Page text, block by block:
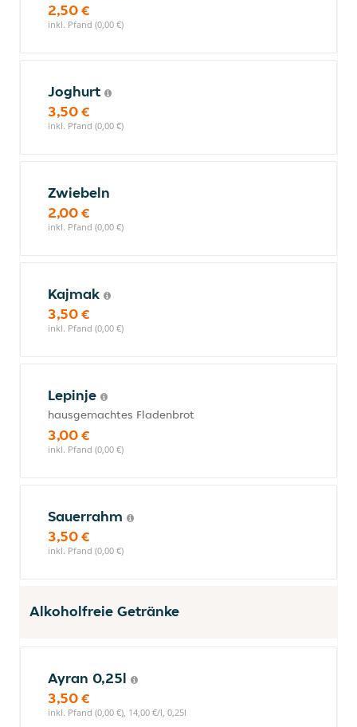
2,50 €
inkl. Pfand (0,00 €)
Joghurt
3,50 €
inkl. Pfand (0,00 €)
Zwiebeln
2,00 €
inkl. Pfand (0,00 €)
Kajmak
3,50 €
inkl. Pfand (0,00 €)
Lepinje
hausgemachtes Fladenbrot
3,00 €
inkl. Pfand (0,00 €)
Sauerrahm
3,50 €
inkl. Pfand (0,00 €)
Alkoholfreie Getränke
Ayran 0,25l
3,50 €
inkl. Pfand (0,00 €), 14,00 €/l, 0,25l